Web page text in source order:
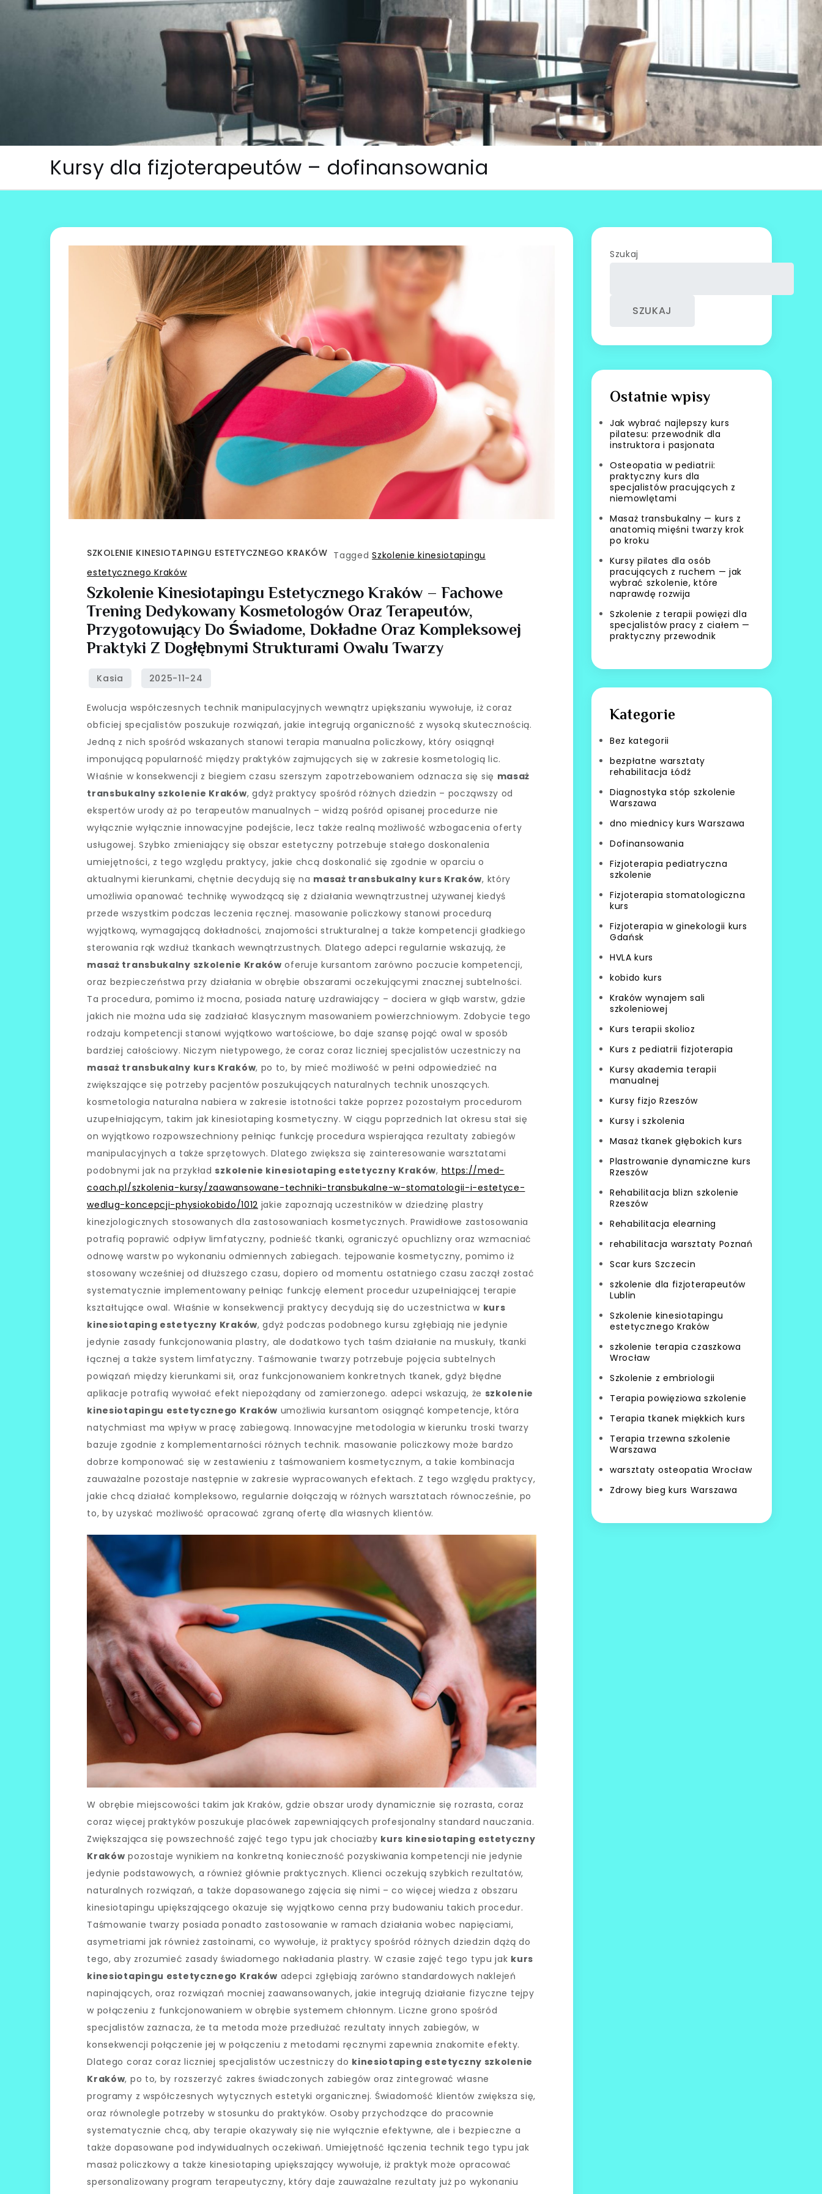
Kursy dla fizjoterapeutów – dofinansowania
SZKOLENIE KINESIOTAPINGU ESTETYCZNEGO KRAKÓW TaggedSzkolenie kinesiotapingu
estetycznego Kraków
Szkolenie Kinesiotapingu Estetycznego Kraków – Fachowe
Trening Dedykowany Kosmetologów Oraz Terapeutów,
Przygotowujący Do Świadome, Dokładne Oraz Kompleksowej
Praktyki Z Dogłębnymi Strukturami Owalu Twarzy
Ewolucja współczesnych technik manipulacyjnych wewnątrz upiększaniu wywołuje, iż coraz
obficiej specjalistów poszukuje rozwiązań, jakie integrują organiczność z wysoką skutecznością.
Jedną z nich spośród wskazanych stanowi terapia manualna policzkowy, który osiągnął
imponującą popularność między praktyków zajmujących się w zakresie kosmetologią lic.
Właśnie w konsekwencji z biegiem czasu szerszym zapotrzebowaniem odznacza się się masaż
transbukalny szkolenie Kraków, gdyż praktycy spośród różnych dziedzin – począwszy od
ekspertów urody aż po terapeutów manualnych – widzą pośród opisanej procedurze nie
wyłącznie wyłącznie innowacyjne podejście, lecz także realną możliwość wzbogacenia oferty
usługowej. Szybko zmieniający się obszar estetyczny potrzebuje stałego doskonalenia
umiejętności, z tego względu praktycy, jakie chcą doskonalić się zgodnie w oparciu o
aktualnymi kierunkami, chętnie decydują się na masaż transbukalny kurs Kraków, który
umożliwia opanować technikę wywodzącą się z działania wewnątrzustnej używanej kiedyś
przede wszystkim podczas leczenia ręcznej. masowanie policzkowy stanowi procedurą
wyjątkową, wymagającą dokładności, znajomości strukturalnej a także kompetencji gładkiego
sterowania rąk wzdłuż tkankach wewnątrzustnych. Dlatego adepci regularnie wskazują, że
masaż transbukalny szkolenie Kraków oferuje kursantom zarówno poczucie kompetencji,
oraz bezpieczeństwa przy działania w obrębie obszarami oczekującymi znacznej subtelności.
Ta procedura, pomimo iż mocna, posiada naturę uzdrawiający – dociera w głąb warstw, gdzie
jakich nie można uda się zadziałać klasycznym masowaniem powierzchniowym. Zdobycie tego
rodzaju kompetencji stanowi wyjątkowo wartościowe, bo daje szansę pojąć owal w sposób
bardziej całościowy. Niczym nietypowego, że coraz coraz liczniej specjalistów uczestniczy na
masaż transbukalny kurs Kraków, po to, by mieć możliwość w pełni odpowiedzieć na
zwiększające się potrzeby pacjentów poszukujących naturalnych technik unoszących.
kosmetologia naturalna nabiera w zakresie istotności także poprzez pozostałym procedurom
uzupełniającym, takim jak kinesiotaping kosmetyczny. W ciągu poprzednich lat okresu stał się
on wyjątkowo rozpowszechniony pełniąc funkcję procedura wspierająca rezultaty zabiegów
manipulacyjnych a także sprzętowych. Dlatego zwiększa się zainteresowanie warsztatami
podobnymi jak na przykładszkolenie kinesiotaping estetyczny Kraków, https://med-
coach.pl/szkolenia-kursy/zaawansowane-techniki-transbukalne-w-stomatologii-i-estetyce-
wedlug-koncepcji-physiokobido/1012 jakie zapoznają uczestników w dziedzinę plastry
kinezjologicznych stosowanych dla zastosowaniach kosmetycznych. Prawidłowe zastosowania
potrafią poprawić odpływ limfatyczny, podnieść tkanki, ograniczyć opuchlizny oraz wzmacniać
odnowę warstw po wykonaniu odmiennych zabiegach. tejpowanie kosmetyczny, pomimo iż
stosowany wcześniej od dłuższego czasu, dopiero od momentu ostatniego czasu zaczął zostać
systematycznie implementowany pełniąc funkcję element procedur uzupełniającej terapie
kształtujące owal. Właśnie w konsekwencji praktycy decydują się do uczestnictwa w kurs
kinesiotaping estetyczny Kraków, gdyż podczas podobnego kursu zgłębiają nie jedynie
jedynie zasady funkcjonowania plastry, ale dodatkowo tych taśm działanie na muskuły, tkanki
łącznej a także system limfatyczny. Taśmowanie twarzy potrzebuje pojęcia subtelnych
powiązań między kierunkami sił, oraz funkcjonowaniem konkretnych tkanek, gdyż błędne
aplikacje potrafią wywołać efekt niepożądany od zamierzonego. adepci wskazują, że szkolenie
kinesiotapingu estetycznego Kraków umożliwia kursantom osiągnąć kompetencje, która
natychmiast ma wpływ w pracę zabiegową. Innowacyjne metodologia w kierunku troski twarzy
bazuje zgodnie z komplementarności różnych technik. masowanie policzkowy może bardzo
dobrze komponować się w zestawieniu z taśmowaniem kosmetycznym, a takie kombinacja
zauważalne pozostaje następnie w zakresie wypracowanych efektach. Z tego względu praktycy,
jakie chcą działać kompleksowo, regularnie dołączają w różnych warsztatach równocześnie, po
to, by uzyskać możliwość opracować zgraną ofertę dla własnych klientów.
W obrębie miejscowości takim jak Kraków, gdzie obszar urody dynamicznie się rozrasta, coraz
coraz więcej praktyków poszukuje placówek zapewniających profesjonalny standard nauczania.
Zwiększająca się powszechność zajęć tego typu jak chociażby kurs kinesiotaping estetyczny
Kraków pozostaje wynikiem na konkretną konieczność pozyskiwania kompetencji nie jedynie
jedynie podstawowych, a również głównie praktycznych. Klienci oczekują szybkich rezultatów,
naturalnych rozwiązań, a także dopasowanego zajęcia się nimi – co więcej wiedza z obszaru
kinesiotapingu upiększającego okazuje się wyjątkowo cenna przy budowaniu takich procedur.
Taśmowanie twarzy posiada ponadto zastosowanie w ramach działania wobec napięciami,
asymetriami jak również zastoinami, co wywołuje, iż praktycy spośród różnych dziedzin dążą do
tego, aby zrozumieć zasady świadomego nakładania plastry. W czasie zajęć tego typu jak kurs
kinesiotapingu estetycznego Kraków adepci zgłębiają zarówno standardowych naklejeń
napinających, oraz rozwiązań mocniej zaawansowanych, jakie integrują działanie fizyczne tejpy
w połączeniu z funkcjonowaniem w obrębie systemem chłonnym. Liczne grono spośród
specjalistów zaznacza, że ta metoda może przedłużać rezultaty innych zabiegów, w
konsekwencji połączenie jej w połączeniu z metodami ręcznymi zapewnia znakomite efekty.
Dlatego coraz coraz liczniej specjalistów uczestniczy do kinesiotaping estetyczny szkolenie
Kraków, po to, by rozszerzyć zakres świadczonych zabiegów oraz zintegrować własne
programy z współczesnych wytycznych estetyki organicznej. Świadomość klientów zwiększa się,
oraz równolegle potrzeby w stosunku do praktyków. Osoby przychodzące do pracownie
systematycznie chcą, aby terapie okazywały się nie wyłącznie efektywne, ale i bezpieczne a
także dopasowane pod indywidualnych oczekiwań. Umiejętność łączenia technik tego typu jak
masaż policzkowy a także kinesiotaping upiększający wywołuje, iż praktyk może opracować
spersonalizowany program terapeutyczny, który daje zauważalne rezultaty już po wykonaniu
Szukaj
SZUKAJ
Ostatnie wpisy
Jak wybrać najlepszy kurs
pilatesu: przewodnik dla
instruktora i pasjonata
Osteopatia w pediatrii:
praktyczny kurs dla
specjalistów pracujących z
niemowlętami
Masaż transbukalny — kurs z
anatomią mięśni twarzy krok
po kroku
Kursy pilates dla osób
pracujących z ruchem — jak
wybrać szkolenie, które
naprawdę rozwija
Szkolenie z terapii powięzi dla
specjalistów pracy z ciałem —
praktyczny przewodnik
Kategorie
Bez kategorii
bezpłatne warsztaty
rehabilitacja Łódź
Diagnostyka stóp szkolenie
Warszawa
dno miednicy kurs Warszawa
Dofinansowania
Fizjoterapia pediatryczna
szkolenie
Fizjoterapia stomatologiczna
kurs
Fizjoterapia w ginekologii kurs
Gdańsk
HVLA kurs
kobido kurs
Kraków wynajem sali
szkoleniowej
Kurs terapii skolioz
Kurs z pediatrii fizjoterapia
Kursy akademia terapii
manualnej
Kursy fizjo Rzeszów
Kursy i szkolenia
Masaż tkanek głębokich kurs
Plastrowanie dynamiczne kurs
Rzeszów
Rehabilitacja blizn szkolenie
Rzeszów
Rehabilitacja elearning
rehabilitacja warsztaty Poznań
Scar kurs Szczecin
szkolenie dla fizjoterapeutów
Lublin
Szkolenie kinesiotapingu
estetycznego Kraków
szkolenie terapia czaszkowa
Wrocław
Szkolenie z embriologii
Terapia powięziowa szkolenie
Terapia tkanek miękkich kurs
Terapia trzewna szkolenie
Warszawa
warsztaty osteopatia Wrocław
Zdrowy bieg kurs Warszawa